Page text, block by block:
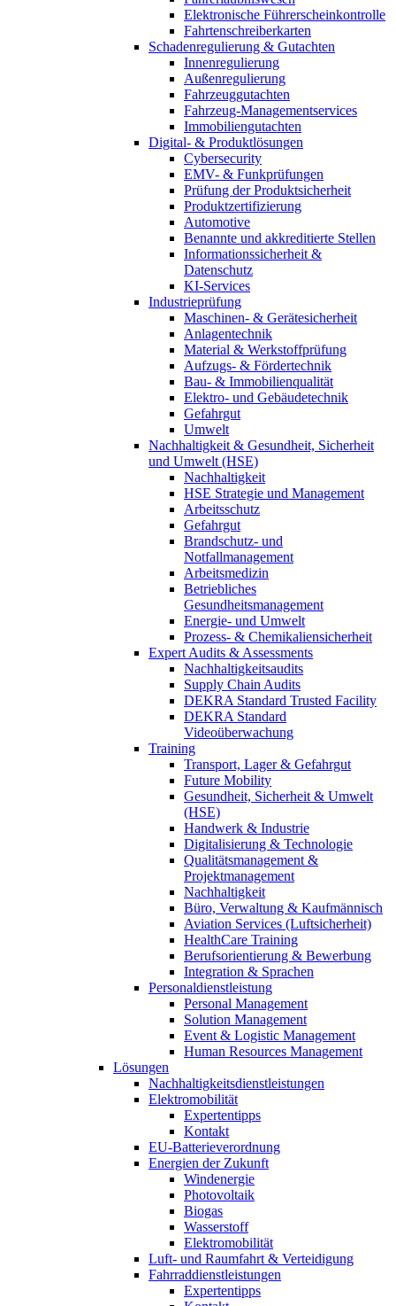
Elektronische Führerscheinkontrolle
Fahrtenschreiberkarten
Schadenregulierung & Gutachten
Innenregulierung
Außenregulierung
Fahrzeuggutachten
Fahrzeug-Managementservices
Immobiliengutachten
Digital- & Produktlösungen
Cybersecurity
EMV- & Funkprüfungen
Prüfung der Produktsicherheit
Produktzertifizierung
Automotive
Benannte und akkreditierte Stellen
Informationssicherheit &
Datenschutz
KI-Services
Industrieprüfung
Maschinen- & Gerätesicherheit
Anlagentechnik
Material & Werkstoffprüfung
Aufzugs- & Fördertechnik
Bau- & Immobilienqualität
Elektro- und Gebäudetechnik
Gefahrgut
Umwelt
Nachhaltigkeit & Gesundheit, Sicherheit
und Umwelt (HSE)
Nachhaltigkeit
HSE Strategie und Management
Arbeitsschutz
Gefahrgut
Brandschutz- und
Notfallmanagement
Arbeitsmedizin
Betriebliches
Gesundheitsmanagement
Energie- und Umwelt
Prozess- & Chemikaliensicherheit
Expert Audits & Assessments
Nachhaltigkeitsaudits
Supply Chain Audits
DEKRA Standard Trusted Facility
DEKRA Standard
Videoüberwachung
Training
Transport, Lager & Gefahrgut
Future Mobility
Gesundheit, Sicherheit & Umwelt
(HSE)
Handwerk & Industrie
Digitalisierung & Technologie
Qualitätsmanagement &
Projektmanagement
Nachhaltigkeit
Büro, Verwaltung & Kaufmännisch
Aviation Services (Luftsicherheit)
HealthCare Training
Berufsorientierung & Bewerbung
Integration & Sprachen
Personaldienstleistung
Personal Management
Solution Management
Event & Logistic Management
Human Resources Management
Lösungen
Nachhaltigkeitsdienstleistungen
Elektromobilität
Expertentipps
Kontakt
EU-Batterieverordnung
Energien der Zukunft
Windenergie
Photovoltaik
Biogas
Wasserstoff
Elektromobilität
Luft- und Raumfahrt & Verteidigung
Fahrraddienstleistungen
Expertentipps